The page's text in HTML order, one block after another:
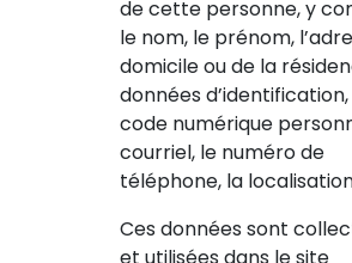
de cette personne, y
le nom, le prénom,
domicile ou de la
données
code numérique
courriel, le numéro de
téléphone, la
Ces données sont